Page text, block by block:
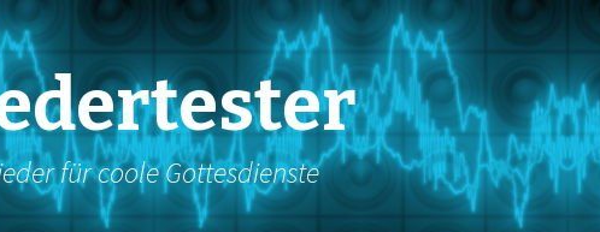
für coole Gottesdienste